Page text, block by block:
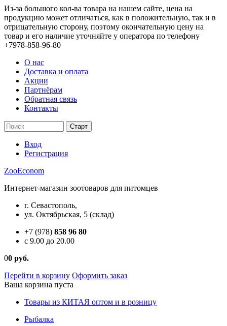
Из-за большого кол-ва товара на нашем сайте, цена на
продукцию может отличаться, как в положительную, так и в
отрицательную сторону, поэтому окончательную цену на
товар и его наличие уточняйте у оператора по телефону
+7978-858-96-80
О нас
Доставка и оплата
Акции
Партнёрам
Обратная связь
Контакты
Вход
Регистрация
ZooEconom
Интернет-магазин зоотоваров для питомцев
г. Севастополь,
ул. Октябрьская, 5 (склад)
+7 (978) 858 96 80
c 9.00 до 20.00
00 руб.
Перейти в корзину Оформить заказ
Ваша корзина пуста
Товары из КИТАЯ оптом и в розницу
Рыбалка